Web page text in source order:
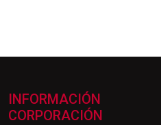
INFORMACIÓN
CORPORACIÓN